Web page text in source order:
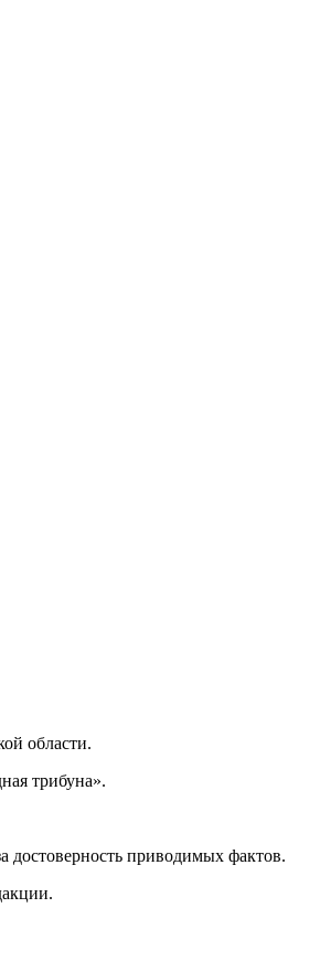
области.
трибуна».
достоверность приводимых фактов.